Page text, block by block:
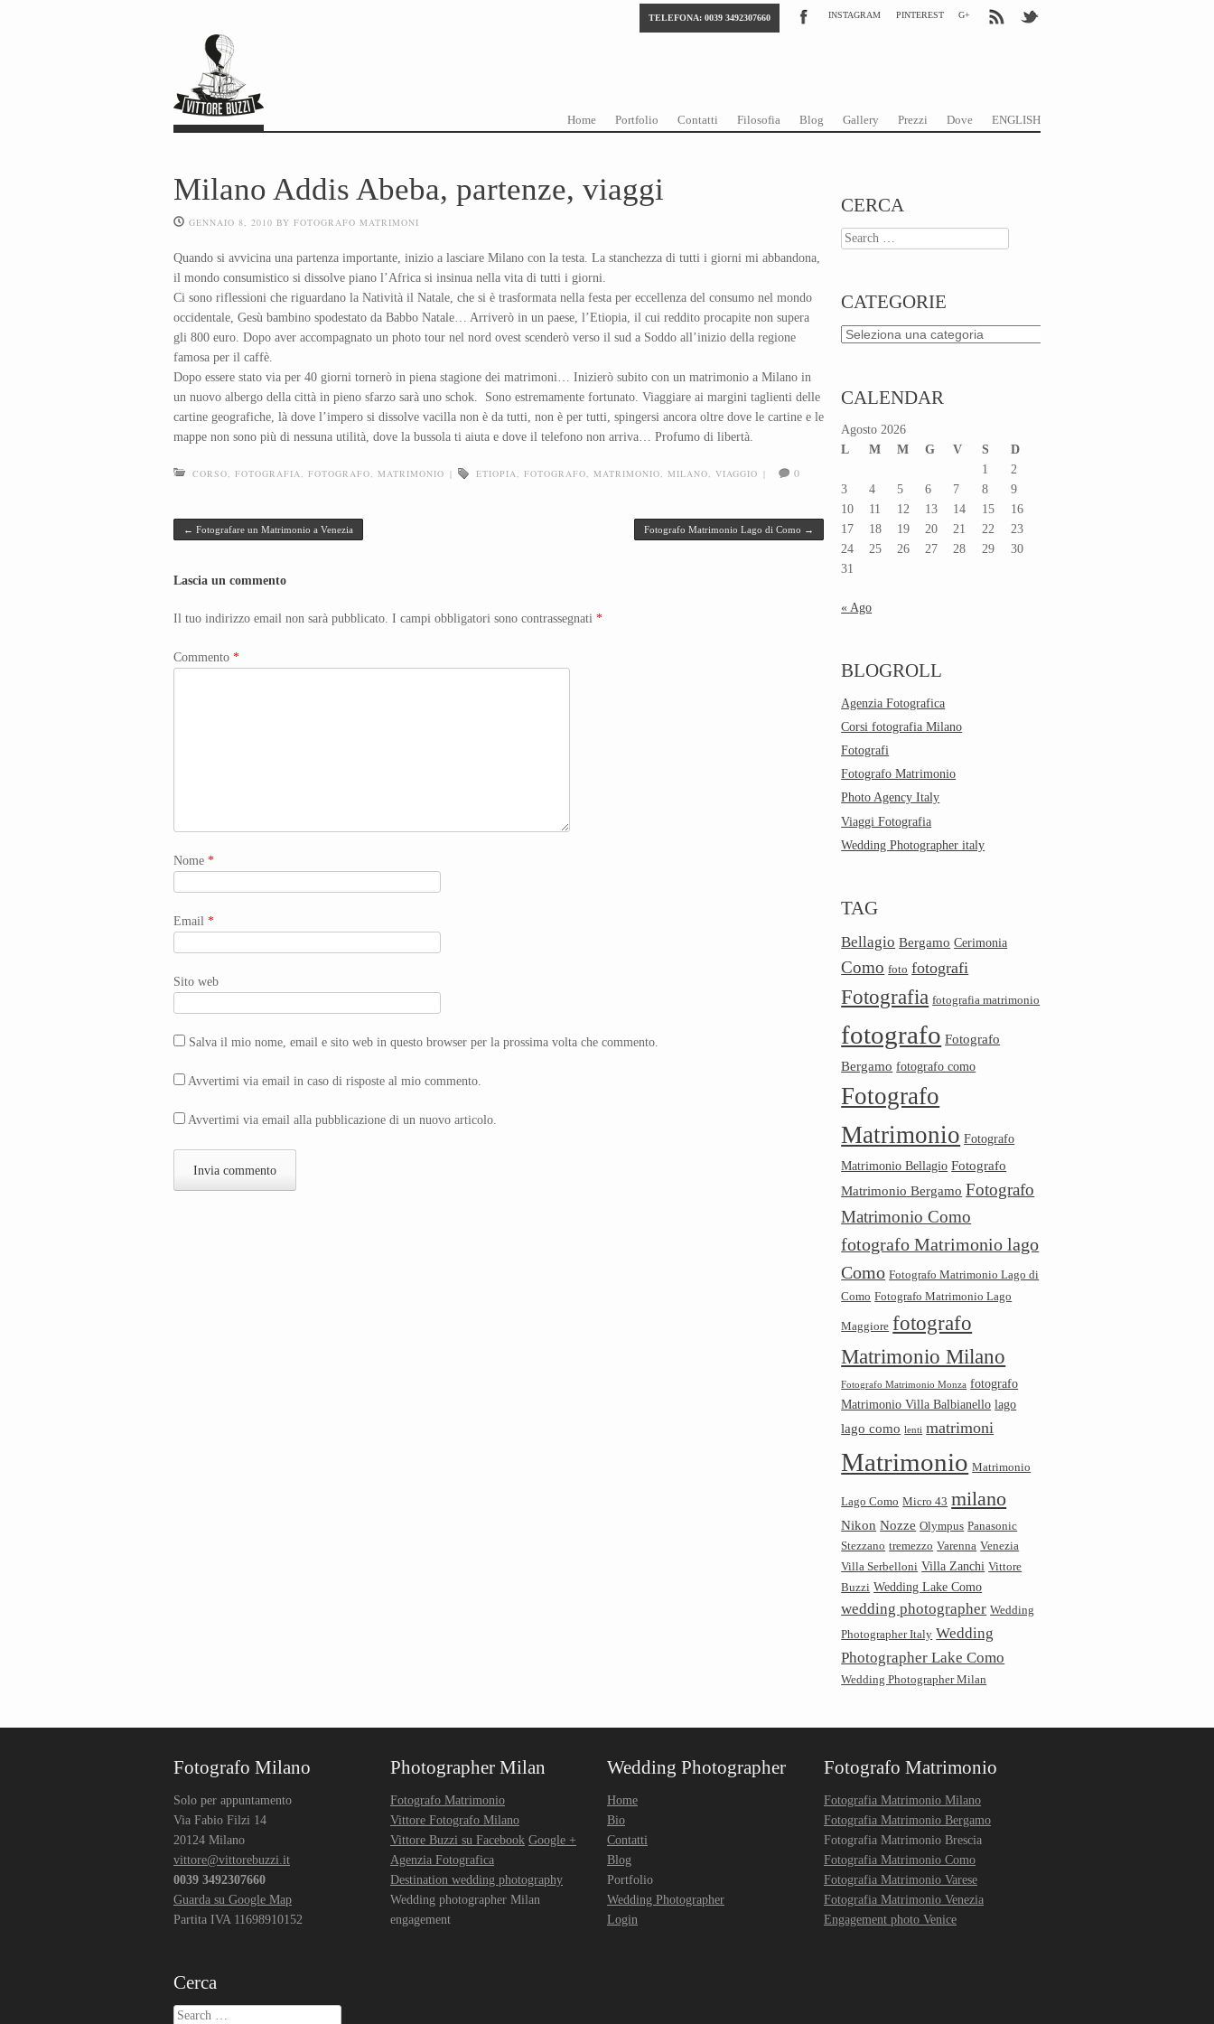
TELEFONA: 0039 3492307660 INSTAGRAM PINTEREST G+
Menu
Skip to content
Home Portfolio Contatti Filosofia Blog Gallery Prezzi Dove ENGLISH
Milano Addis Abeba, partenze, viaggi
GENNAIO 8, 2010 BY FOTOGRAFO MATRIMONI
Quando si avvicina una partenza importante, inizio a lasciare Milano con la testa. La stanchezza di tutti i giorni mi abbandona,
il mondo consumistico si dissolve piano l’Africa si insinua nella vita di tutti i giorni.
Ci sono riflessioni che riguardano la Natività il Natale, che si è trasformata nella festa per eccellenza del consumo nel mondo
occidentale, Gesù bambino spodestato da Babbo Natale… Arriverò in un paese, l’Etiopia, il cui reddito procapite non supera
gli 800 euro. Dopo aver accompagnato un photo tour nel nord ovest scenderò verso il sud a Soddo all’inizio della regione
famosa per il caffè.
Dopo essere stato via per 40 giorni tornerò in piena stagione dei matrimoni… Inizierò subito con un matrimonio a Milano in
un nuovo albergo della città in pieno sfarzo sarà uno schok. Sono estremamente fortunato. Viaggiare ai margini taglienti delle
cartine geografiche, là dove l’impero si dissolve vacilla non è da tutti, non è per tutti, spingersi ancora oltre dove le cartine e le
mappe non sono più di nessuna utilità, dove la bussola ti aiuta e dove il telefono non arriva… Profumo di libertà.
CORSO FOTOGRAFIA FOTOGRAFO MATRIMONIO | ETIOPIA FOTOGRAFO MATRIMONIO MILANO VIAGGIO | 0
Post navigation
← Fotografare un Matrimonio a Venezia Fotografo Matrimonio Lago di Como →
Lascia un commento
Il tuo indirizzo email non sarà pubblicato. I campi obbligatori sono contrassegnati *
Commento *
Nome *
Email *
Sito web
Salva il mio nome, email e sito web in questo browser per la prossima volta che commento.
Avvertimi via email in caso di risposte al mio commento.
Avvertimi via email alla pubblicazione di un nuovo articolo.
CERCA
Search
CATEGORIE
Categorie
CALENDAR
Agosto 2026
L
M M G V S
D
1
2
3
4 5 6 7 8
9
10
11 12 13 14 15
16
17
18 19 20 21 22
23
24
25 26 27 28 29
30
31
« Ago
BLOGROLL
Agenzia Fotografica
Corsi fotografia Milano
Fotografi
Fotografo Matrimonio
Photo Agency Italy
Viaggi Fotografia
Wedding Photographer italy
TAG
Bellagio Bergamo Cerimonia
Como foto fotografi
Fotografia fotografia matrimonio
fotografo Fotografo
Bergamo fotografo como
Fotografo
Matrimonio Fotografo
Matrimonio Bellagio Fotografo
Matrimonio Bergamo Fotografo
Matrimonio Como
fotografo Matrimonio lago
Como Fotografo Matrimonio Lago di
Como Fotografo Matrimonio Lago
Maggiore fotografo
Matrimonio Milano
Fotografo Matrimonio Monza fotografo
Matrimonio Villa Balbianello lago
lago como lenti matrimoni
Matrimonio Matrimonio
Lago Como Micro 43 milano
Nikon Nozze Olympus Panasonic
Stezzano tremezzo Varenna Venezia
Villa Serbelloni Villa Zanchi Vittore
Buzzi Wedding Lake Como
wedding photographer Wedding
Photographer Italy Wedding
Photographer Lake Como
Wedding Photographer Milan
Fotografo Milano
Solo per appuntamento
Via Fabio Filzi 14
20124 Milano
vittore@vittorebuzzi.it
0039 3492307660
Guarda su Google Map
Partita IVA 11698910152
Cerca
Search
Photographer Milan
Fotografo Matrimonio
Vittore Fotografo Milano
Vittore Buzzi su Facebook Google +
Agenzia Fotografica
Destination wedding photography
Wedding photographer Milan
engagement
Wedding Photographer
Home
Bio
Contatti
Blog
Portfolio
Wedding Photographer
Login
Fotografo Matrimonio
Fotografia Matrimonio Milano
Fotografia Matrimonio Bergamo
Fotografia Matrimonio Brescia
Fotografia Matrimonio Como
Fotografia Matrimonio Varese
Fotografia Matrimonio Venezia
Engagement photo Venice